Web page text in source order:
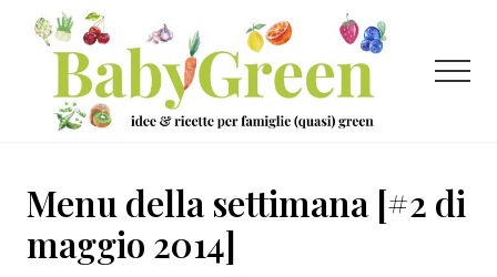
Menu
Passa
contenuto
principale
Passa
laterale
primaria
Passa
ricette
per
Menu
Menu della settimana [#2 di
maggio 2014]